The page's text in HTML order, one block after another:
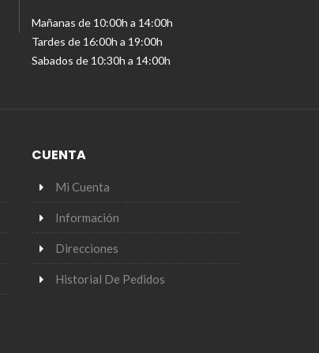
Mañanas de 10:00h a 14:00h
Tardes de 16:00h a 19:00h
Sabados de 10:30h a 14:00h
CUENTA
Mi Cuenta
Información
Direcciones
Historial De Pedidos